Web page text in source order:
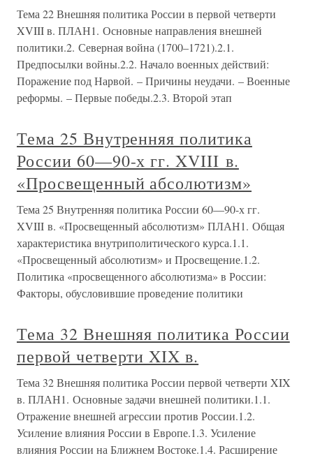
Тема 22 Внешняя политика России в первой четверти
XVIII в. ПЛАН1. Основные направления внешней
политики.2. Северная война (1700–1721).2.1.
Предпосылки войны.2.2. Начало военных действий:
Поражение под Нарвой. – Причины неудачи. – Военные
реформы. – Первые победы.2.3. Второй этап
Тема 25 Внутренняя политика
России 60—90-х гг. XVIII в.
«Просвещенный абсолютизм»
Тема 25 Внутренняя политика России 60—90-х гг.
XVIII в. «Просвещенный абсолютизм» ПЛАН1. Общая
характеристика внутриполитического курса.1.1.
«Просвещенный абсолютизм» и Просвещение.1.2.
Политика «просвещенного абсолютизма» в России:
Факторы, обусловившие проведение политики
Тема 32 Внешняя политика России
первой четверти XIX в.
Тема 32 Внешняя политика России первой четверти XIX
в. ПЛАН1. Основные задачи внешней политики.1.1.
Отражение внешней агрессии против России.1.2.
Усиление влияния России в Европе.1.3. Усиление
влияния России на Ближнем Востоке.1.4. Расширение